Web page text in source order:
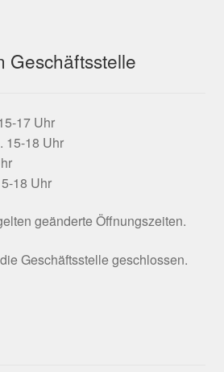
Geschäftsstelle
17 Uhr
15-18 Uhr
18 Uhr
geänderte Öffnungszeiten.
Geschäftsstelle geschlossen.